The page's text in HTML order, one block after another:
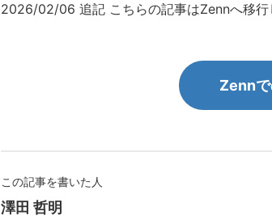
2026/02/06 追記 こちらの記事はZennへ移行
Zenn
この記事を書いた人
澤田 哲明